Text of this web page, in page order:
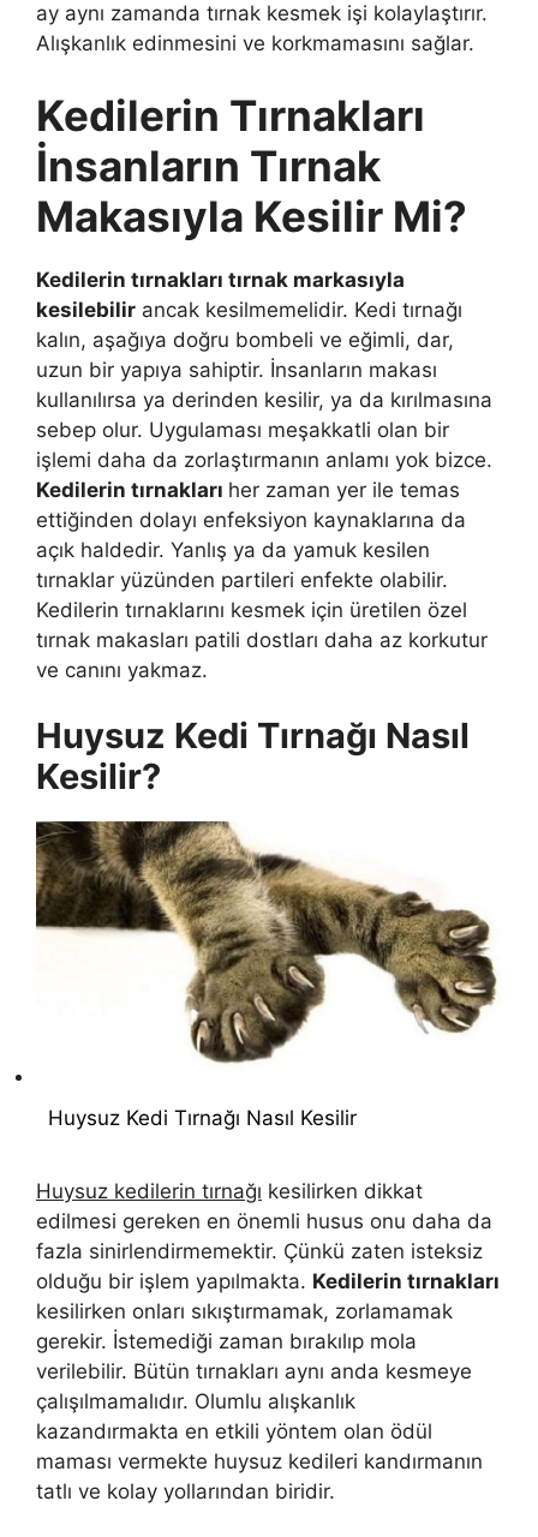
ay aynı zamanda tırnak kesmek işi kolaylaştırır.
Alışkanlık edinmesini ve korkmamasını sağlar.
Kedilerin Tırnakları
İnsanların Tırnak
Makasıyla Kesilir Mi?
Kedilerin tırnakları tırnak markasıyla
kesilebilir ancak kesilmemelidir. Kedi tırnağı
kalın, aşağıya doğru bombeli ve eğimli, dar,
uzun bir yapıya sahiptir. İnsanların makası
kullanılırsa ya derinden kesilir, ya da kırılmasına
sebep olur. Uygulaması meşakkatli olan bir
işlemi daha da zorlaştırmanın anlamı yok bizce.
Kedilerin tırnakları her zaman yer ile temas
ettiğinden dolayı enfeksiyon kaynaklarına da
açık haldedir. Yanlış ya da yamuk kesilen
tırnaklar yüzünden partileri enfekte olabilir.
Kedilerin tırnaklarını kesmek için üretilen özel
tırnak makasları patili dostları daha az korkutur
ve canını yakmaz.
Huysuz Kedi Tırnağı Nasıl
Kesilir?
Huysuz Kedi Tırnağı Nasıl Kesilir
Huysuz kedilerin tırnağı kesilirken dikkat
edilmesi gereken en önemli husus onu daha da
fazla sinirlendirmemektir. Çünkü zaten isteksiz
olduğu bir işlem yapılmakta. Kedilerin tırnakları
kesilirken onları sıkıştırmamak, zorlamamak
gerekir. İstemediği zaman bırakılıp mola
verilebilir. Bütün tırnakları aynı anda kesmeye
çalışılmamalıdır. Olumlu alışkanlık
kazandırmakta en etkili yöntem olan ödül
maması vermekte huysuz kedileri kandırmanın
tatlı ve kolay yollarından biridir.